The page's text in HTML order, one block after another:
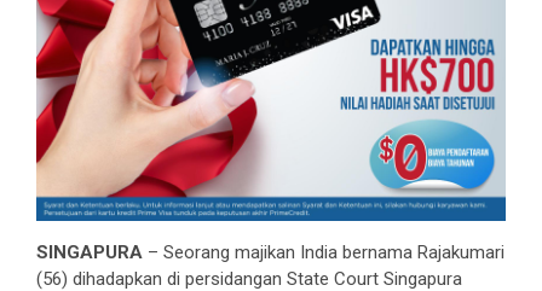
SINGAPURA – Seorang majikan India bernama Rajakumari
(56) dihadapkan di persidangan State Court Singapura